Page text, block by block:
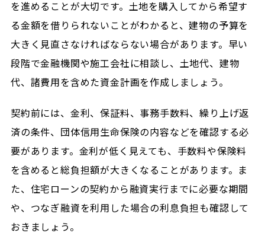
を進めることが大切です。土地を購入してから希望す
る金額を借りられないことがわかると、建物の予算を
大きく見直さなければならない場合があります。早い
段階で金融機関や施工会社に相談し、土地代、建物
代、諸費用を含めた資金計画を作成しましょう。
契約前には、金利、保証料、事務手数料、繰り上げ返
済の条件、団体信用生命保険の内容などを確認する必
要があります。金利が低く見えても、手数料や保険料
を含めると総負担額が大きくなることがあります。ま
た、住宅ローンの契約から融資実行までに必要な期間
や、つなぎ融資を利用した場合の利息負担も確認して
おきましょう。